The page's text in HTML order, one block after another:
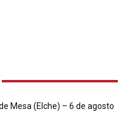
Mesa (Elche) – 6 de agosto